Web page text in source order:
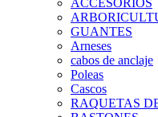
ACCESORIOS
GUANTES
Arneses
cabos de anclaje
Poleas
Cascos
RAQUETAS